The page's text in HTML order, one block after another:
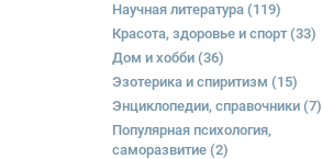
Научная литература (119)
Красота, здоровье и спорт(33)
Дом и хобби (36)
Эзотерика и спиритизм (15)
Энциклопедии, справочники (7)
Популярная психология,
саморазвитие (2)